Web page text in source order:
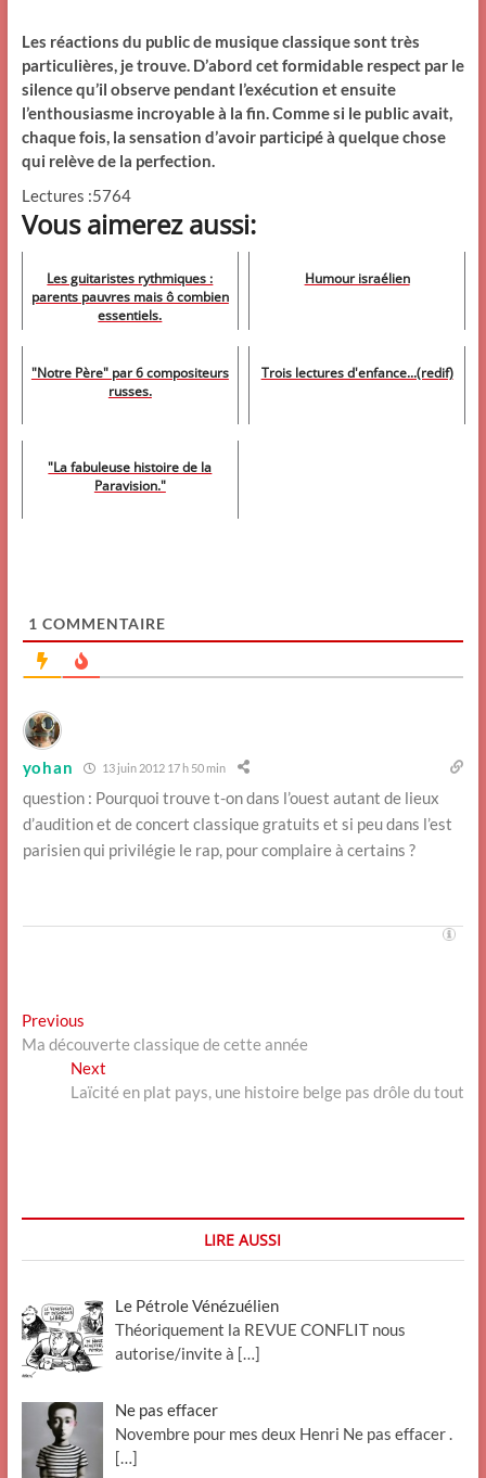
Les réactions du public de musique classique sont très
particulières, je trouve. D’abord cet formidable respect par le
silence qu’il observe pendant l’exécution et ensuite
l’enthousiasme incroyable à la fin. Comme si le public avait,
chaque fois, la sensation d’avoir participé à quelque chose
qui relève de la perfection.
Lectures :5764
Vous aimerez aussi:
Les guitaristes rythmiques :
parents pauvres mais ô combien
essentiels.
Humour israélien
"Notre Père" par 6 compositeurs
russes.
Trois lectures d'enfance...(redif)
"La fabuleuse histoire de la
Paravision."
1 COMMENTAIRE
yohan 13 juin 2012 17 h 50 min
question : Pourquoi trouve t-on dans l’ouest autant de lieux
d’audition et de concert classique gratuits et si peu dans l’est
parisien qui privilégie le rap, pour complaire à certains ?
Navigation
de
l’article
PreviousPrevious
post:
Ma découverte classique de cette année
Next
post:
Laïcité en plat pays, une histoire belge pas drôle du tout
LIRE AUSSI
Le Pétrole Vénézuélien
Théoriquement la REVUE CONFLIT nous
autorise/invite à […]
Ne pas effacer
Novembre pour mes deux Henri Ne pas effacer .
[…]